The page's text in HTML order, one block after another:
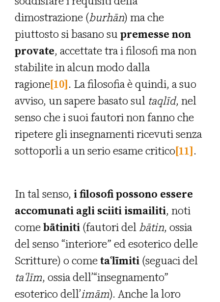
dimostrazione (burhān) ma che
piuttosto si basano su premesse non
provate, accettate tra i filosofi ma non
stabilite in alcun modo dalla
ragione[10]. La filosofia è quindi, a suo
avviso, un sapere basato sul taqlīd, nel
senso che i suoi fautori non fanno che
ripetere gli insegnamenti ricevuti senza
sottoporli a un serio esame critico[11].
In tal senso, i filosofi possono essere
accomunati agli sciiti ismailiti, noti
comebātiniti (fautori delbātin, ossia
del senso “interiore” ed esoterico delle
Scritture) o cometaʿlīmiti (seguaci del
talīm, ossia dell’“insegnamento”
esoterico dell’imām). Anche la loro